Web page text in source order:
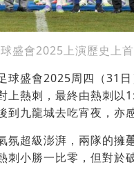
盛會2025上演歷史上首
球盛會2025周四（31
上熱刺，最終由熱刺以
九龍城去吃宵夜，亦
超級澎湃，兩隊的擁
刺小勝一比零，但對於